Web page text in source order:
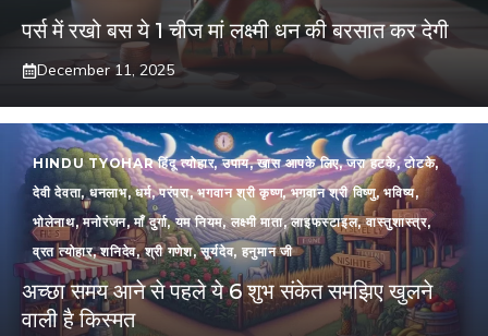
पर्स में रखो बस ये 1 चीज मां लक्ष्मी धन की बरसात कर देगी
December 11, 2025
HINDU TYOHAR हिंदू त्योहार,उपाय,खास आपके लिए,जरा हटके,टोटके,
देवी देवता,धनलाभ,धर्म,परंपरा,भगवान श्री कृष्ण,भगवान श्री विष्णु,भविष्य,
भोलेनाथ,मनोरंजन,माँ दुर्गा,यम नियम,लक्ष्मी माता,लाइफस्टाइल,वास्तुशास्त्र,
व्रत त्योहार,शनिदेव,श्री गणेश,सूर्यदेव, हनुमान जी
अच्छा समय आने से पहले ये 6 शुभ संकेत समझिए खुलने
वाली है किस्मत